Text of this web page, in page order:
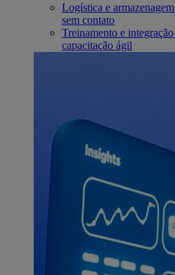
Logística e armazenagem
sem contato
Treinamento e integração
capacitação ágil